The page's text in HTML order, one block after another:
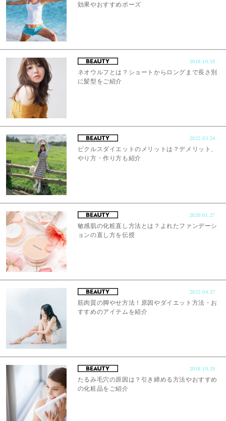
効果やおすすめポーズ
2018.10.18
ネオウルフとは？ショートからロングまで長さ別
に髪型をご紹介
2022.03.24
ピクルスダイエットのメリットは？デメリット、
やり方・作り方も紹介
2020.01.27
敏感肌の化粧直し方法とは？よれたファンデーシ
ョンの直し方を伝授
2022.04.27
筋肉質の脚やせ方法！原因やダイエット方法・お
すすめのアイテムを紹介
2018.10.29
たるみ毛穴の原因は？引き締める方法やおすすめ
の化粧品をご紹介